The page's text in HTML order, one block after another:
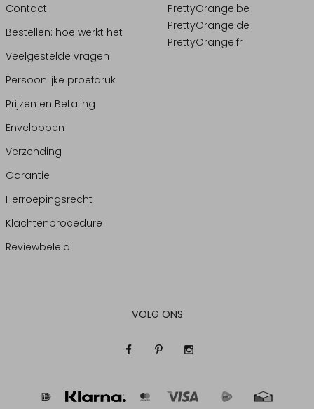
Contact
Bestellen: hoe werkt het
Veelgestelde vragen
Persoonlijke proefdruk
Prijzen en Betaling
Enveloppen
Verzending
Garantie
Herroepingsrecht
Klachtenprocedure
Reviewbeleid
PrettyOrange.be
PrettyOrange.de
PrettyOrange.fr
VOLG ONS